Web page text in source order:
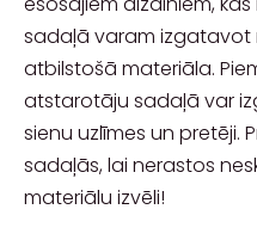
sadaļā varam
atbilstošā materiāla.
atstarotāju sadaļā var
sienu uzlīmes un pretēji.
sadaļās, lai nerastos
materiālu izvēli!